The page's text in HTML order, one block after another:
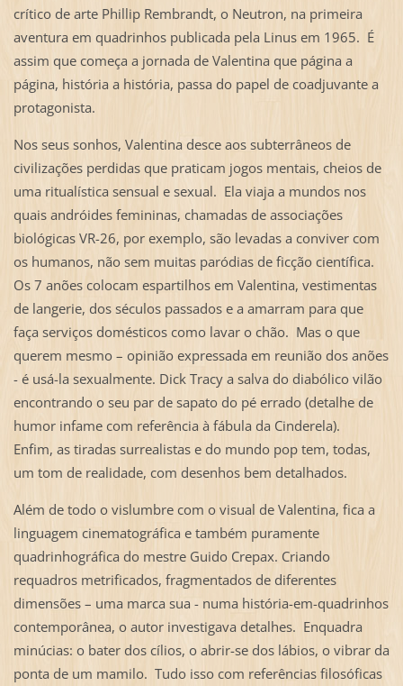
crítico de arte Phillip Rembrandt, o Neutron, na primeira
aventura em quadrinhos publicada pela Linus em 1965. É
assim que começa a jornada de Valentina que página a
página, história a história, passa do papel de coadjuvante a
protagonista.
Nos seus sonhos, Valentina desce aos subterrâneos de
civilizações perdidas que praticam jogos mentais, cheios de
uma ritualística sensual e sexual. Ela viaja a mundos nos
quais andróides femininas, chamadas de associações
biológicas VR-26, por exemplo, são levadas a conviver com
os humanos, não sem muitas paródias de ficção científica.
Os 7 anões colocam espartilhos em Valentina, vestimentas
de langerie, dos séculos passados e a amarram para que
faça serviços domésticos como lavar o chão. Mas o que
querem mesmo – opinião expressada em reunião dos anões
- é usá-la sexualmente. Dick Tracy a salva do diabólico vilão
encontrando o seu par de sapato do pé errado (detalhe de
humor infame com referência à fábula da Cinderela).
Enfim, as tiradas surrealistas e do mundo pop tem, todas,
um tom de realidade, com desenhos bem detalhados.
Além de todo o vislumbre com o visual de Valentina, fica a
linguagem cinematográfica e também puramente
quadrinhográfica do mestre Guido Crepax. Criando
requadros metrificados, fragmentados de diferentes
dimensões – uma marca sua - numa história-em-quadrinhos
contemporânea, o autor investigava detalhes. Enquadra
minúcias: o bater dos cílios, o abrir-se dos lábios, o vibrar da
ponta de um mamilo. Tudo isso com referências filosóficas